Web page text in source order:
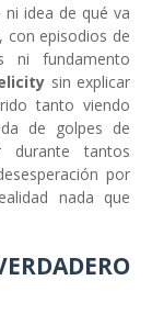
idea de qué va
con episodios de
ni fundamento
sin explicar
tanto viendo
de golpes de
durante tantos
por
nada que